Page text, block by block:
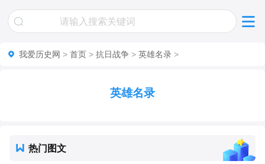
我爱历史网 > 首页 > 抗日战争 > 英雄名录 >
英雄名录
热门图文